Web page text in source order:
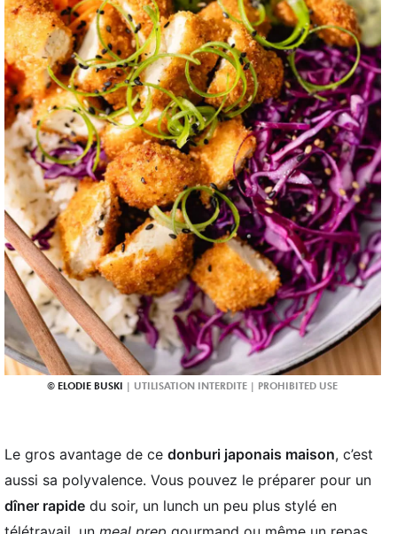
ELODIE BUSKI
Le gros avantage de ce donburi japonais maison, c’est
aussi sa polyvalence. Vous pouvez le préparer pour un
dîner rapide du soir, un lunch un peu plus stylé en